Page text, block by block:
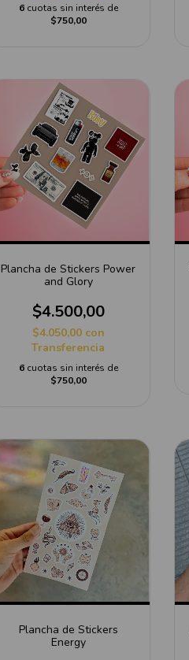
6 cuotas sin interés de
$750,00
Plancha de Stickers Power
and Glory
$4.500,00
$4.050,00 con
Transferencia
6 cuotas sin interés de
$750,00
Plancha de Stickers
Energy